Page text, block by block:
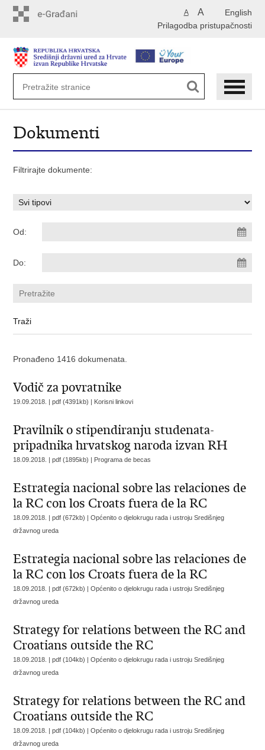
English
A A
Prilagodba pristupačnosti
Dokumenti
Filtrirajte dokumente:
Od:
Do:
Pronađeno 1416 dokumenata.
Vodič za povratnike
19.09.2018. | pdf (4391kb) | Korisni linkovi
Pravilnik o stipendiranju studenata-
pripadnika hrvatskog naroda izvan RH
18.09.2018. | pdf (1895kb) | Programa de becas
Estrategia nacional sobre las relaciones de
la RC con los Croats fuera de la RC
18.09.2018. | pdf (672kb) |Općenito o djelokrugu rada i ustroju Središnjeg
državnog ureda
Estrategia nacional sobre las relaciones de
la RC con los Croats fuera de la RC
18.09.2018. | pdf (672kb) |Općenito o djelokrugu rada i ustroju Središnjeg
državnog ureda
Strategy for relations between the RC and
Croatians outside the RC
18.09.2018. | pdf (104kb) |Općenito o djelokrugu rada i ustroju Središnjeg
državnog ureda
Strategy for relations between the RC and
Croatians outside the RC
18.09.2018. | pdf (104kb) |Općenito o djelokrugu rada i ustroju Središnjeg
državnog ureda